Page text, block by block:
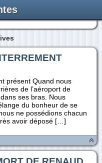
présent Quand nous
de l’aéroport de
ses bras. Nous
du bonheur de se
ne possédions chacun
avoir déposé […]